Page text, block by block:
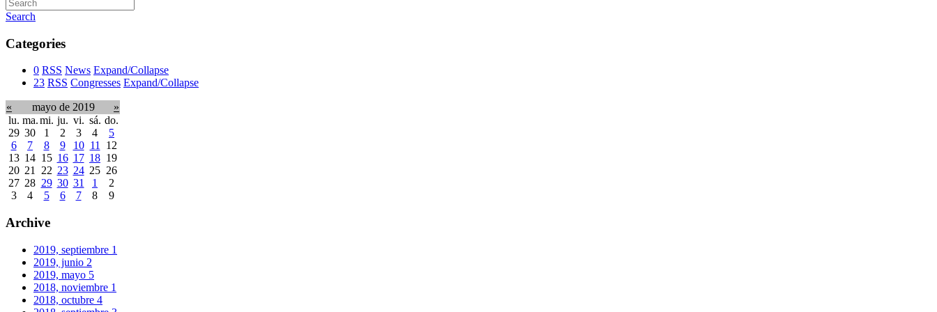
Search
Categories
0 RSS News Expand/Collapse
23 RSS Congresses Expand/Collapse
« mayo de 2019
»
lu. ma.mi. ju. vi. sá. do.
29 30 1 2 3 4
5
6
7 8 9 10 11 12
13 14 15 16 17 18 19
20 21 22 23 24 25 26
27 28 29 30 31 1
2
3
4 5 6 7 8 9
Archive
2019, septiembre 1
2019, junio 2
2019, mayo 5
2018, noviembre 1
2018, octubre 4